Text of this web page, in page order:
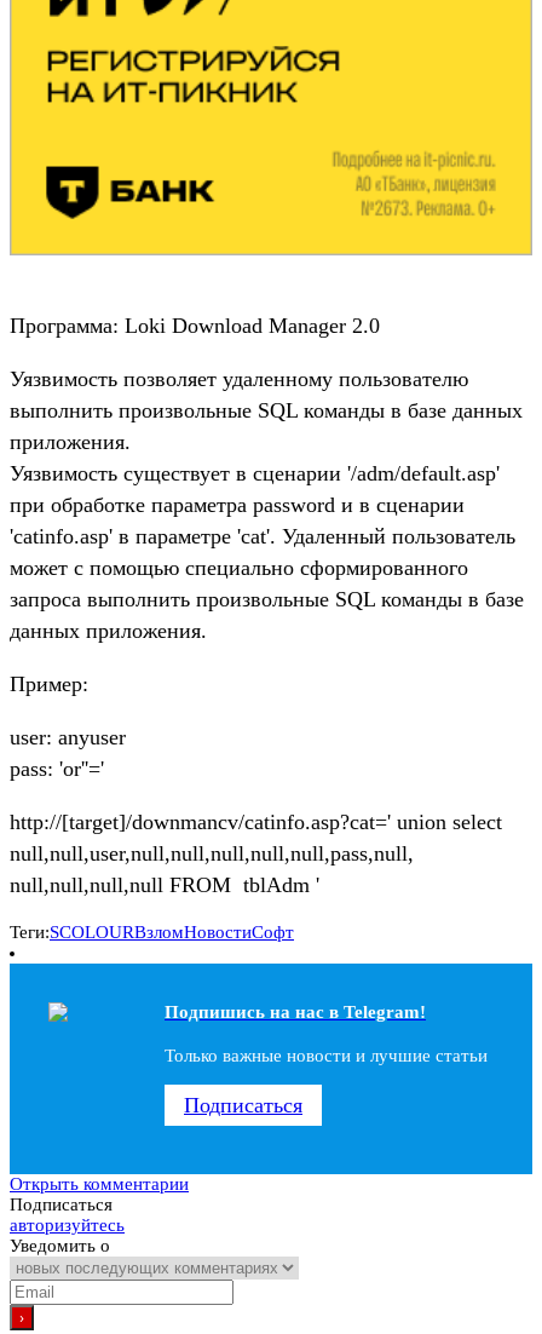
Программа: Loki Download Manager 2.0
Уязвимость позволяет удаленному пользователю
выполнить произвольные SQL команды в базе данных
приложения.
Уязвимость существует в сценарии '/adm/default.asp'
при обработке параметра password и в сценарии
'catinfo.asp' в параметре 'cat'. Удаленный пользователь
может с помощью специально сформированного
запроса выполнить произвольные SQL команды в базе
данных приложения.
Пример:
user: anyuser
pass: 'or''='
http://[target]/downmancv/catinfo.asp?cat=' union select
null,null,user,null,null,null,null,null,pass,null,
null,null,null,null FROM tblAdm '
Теги:SCOLOURВзломНовостиСофт
Подпишись на наc в Telegram!
Только важные новости и лучшие статьи
Подписаться
Открыть комментарии
Подписаться
авторизуйтесь
Уведомить о